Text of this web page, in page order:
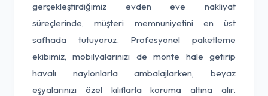
gerçekleştirdiğimiz evden eve nakliyat
süreçlerinde, müşteri memnuniyetini en üst
safhada tutuyoruz. Profesyonel paketleme
ekibimiz, mobilyalarınızı de monte hale getirip
havalı naylonlarla ambalajlarken, beyaz
eşyalarınızı özel kılıflarla koruma altına alır.